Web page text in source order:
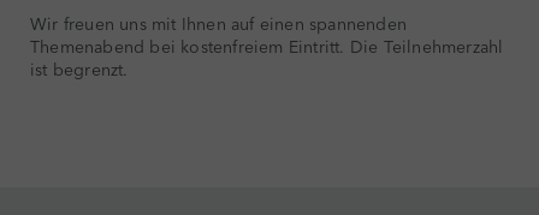
Wir freuen uns mit Ihnen auf einen spannenden
Themenabend bei kostenfreiem Eintritt. Die Teilnehmerzahl
ist begrenzt.